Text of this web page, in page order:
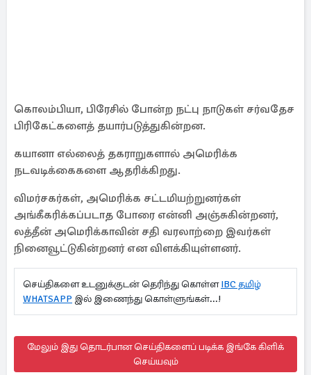
கொலம்பியா, பிரேசில் போன்ற நட்பு நாடுகள் சர்வதேச
பிரிகேட்களைத் தயார்படுத்துகின்றன.
கயானா எல்லைத் தகராறுகளால் அமெரிக்க
நடவடிக்கைகளை ஆதரிக்கிறது.
விமர்சகர்கள், அமெரிக்க சட்டமியற்றுனர்கள்
அங்கீகரிக்கப்படாத போரை என்னி அஞ்சுகின்றனர்,
லத்தீன் அமெரிக்காவின் சதி வரலாற்றை இவர்கள்
நினைவூட்டுகின்றனர் என விளக்கியுள்ளனர்.
செய்திகளை உடனுக்குடன் தெரிந்து கொள்ளIBC தமிழ்
WHATSAPP இல் இணைந்து கொள்ளுங்கள்...!
மேலும் இது தொடர்பான செய்திகளைப் படிக்க இங்கே கிளிக்
செய்யவும்